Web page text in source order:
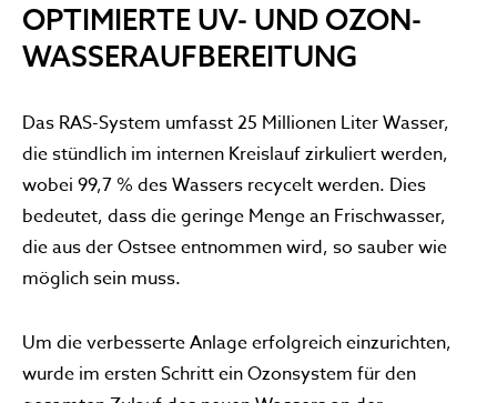
OPTIMIERTE UV- UND OZON-
WASSERAUFBEREITUNG
Das RAS-System umfasst 25 Millionen Liter Wasser,
die stündlich im internen Kreislauf zirkuliert werden,
wobei 99,7 % des Wassers recycelt werden. Dies
bedeutet, dass die geringe Menge an Frischwasser,
die aus der Ostsee entnommen wird, so sauber wie
möglich sein muss.
Um die verbesserte Anlage erfolgreich einzurichten,
wurde im ersten Schritt ein Ozonsystem für den